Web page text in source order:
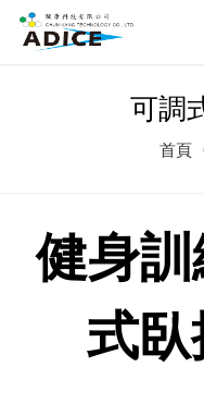
可調
首頁
健身
式